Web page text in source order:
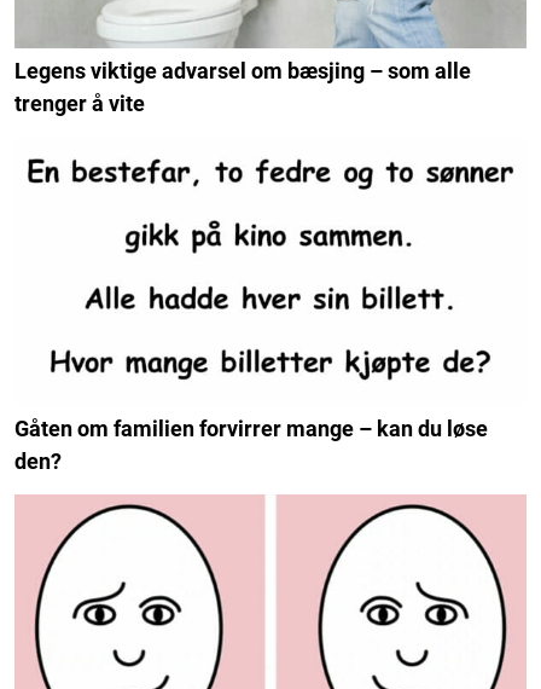
Legens viktige advarsel om bæsjing – som alle
trenger å vite
Gåten om familien forvirrer mange – kan du løse
den?